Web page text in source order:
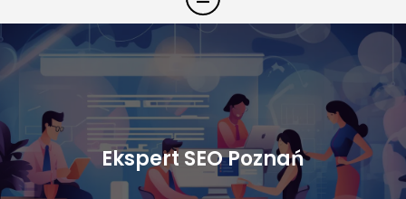
Ekspert SEO Poznań